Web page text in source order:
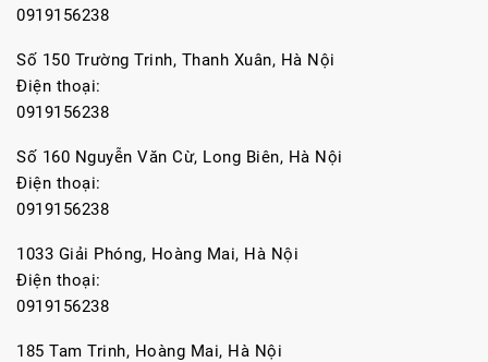
0919156238
Số 150 Trường Trinh, Thanh Xuân, Hà Nội
Điện thoại:
0919156238
Số 160 Nguyễn Văn Cừ, Long Biên, Hà Nội
Điện thoại:
0919156238
1033 Giải Phóng, Hoàng Mai, Hà Nội
Điện thoại:
0919156238
185 Tam Trinh, Hoàng Mai, Hà Nội